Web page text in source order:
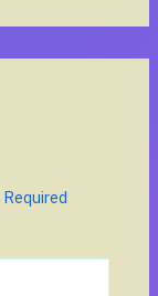
Required